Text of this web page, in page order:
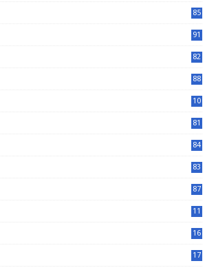
85
91
82
88
10
81
84
83
87
11
16
17